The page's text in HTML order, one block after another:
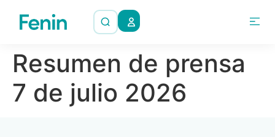
Resumen de prensa
7 de julio 2026